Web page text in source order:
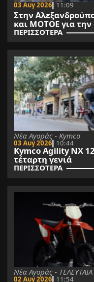
03 Αυγ 2026 11:09
Στην
και ΜΟΤΟΕ για
ΠΕΡΙΣΣΟΤΕΡΑ
Νέα Αγοράς - Kymco
03 Αυγ 2026 10:44
Kymco Agility NX
τέταρτη γενιά
ΠΕΡΙΣΣΟΤΕΡΑ
Νέα Αγοράς -
02 Αυγ 2026 11:54